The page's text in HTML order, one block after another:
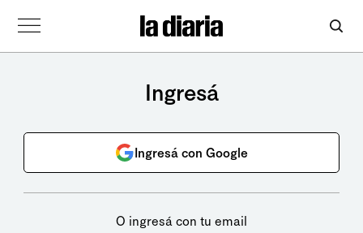
Ingresá
Ingresá con Google
O ingresá con tu email